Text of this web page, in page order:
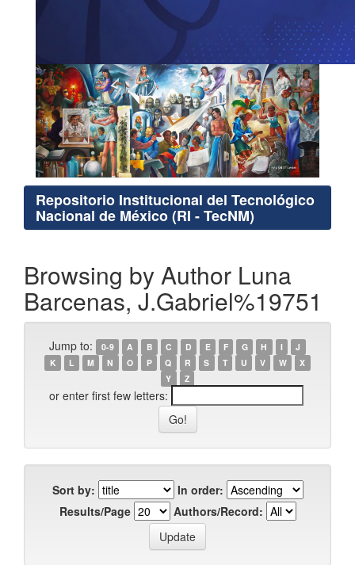
Repositorio Institucional del Tecnológico
Nacional de México (RI - TecNM)
Browsing by Author Luna
Barcenas, J.Gabriel%19751
Jump to: 0-9 A B C D E F G H I
J
K
L M N O P Q R S T U V W
X
Y
Z
or enter first few letters:
Sort by:
In order:
Results/Page
Authors/Record: